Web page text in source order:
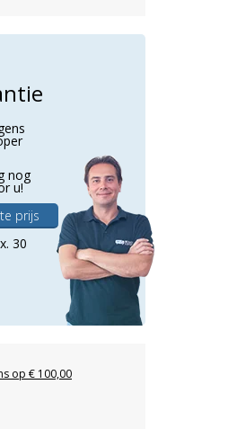
nog
u!
prijs
30
op € 100,00